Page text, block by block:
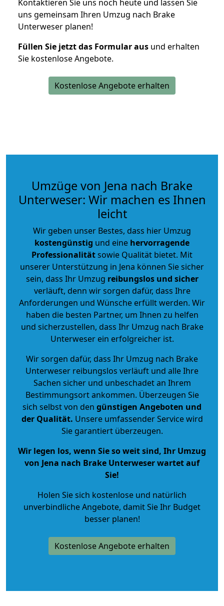
Kontaktieren Sie uns noch heute und lassen Sie
uns gemeinsam Ihren Umzug nach Brake
Unterweser planen!
Füllen Sie jetzt das Formular aus und erhalten
Sie kostenlose Angebote.
Kostenlose Angebote erhalten
Umzüge von Jena nach Brake
Unterweser: Wir machen es Ihnen
leicht
Wir geben unser Bestes, dass hier Umzug
kostengünstig und eine hervorragende
Professionalitätsowie Qualität bietet. Mit
unserer Unterstützung in Jena können Sie sicher
sein, dass Ihr Umzug reibungslos und sicher
verläuft, denn wir sorgen dafür, dass Ihre
Anforderungen und Wünsche erfüllt werden. Wir
haben die besten Partner, um Ihnen zu helfen
und sicherzustellen, dass Ihr Umzug nach Brake
Unterweser ein erfolgreicher ist.
Wir sorgen dafür, dass Ihr Umzug nach Brake
Unterweser reibungslos verläuft und alle Ihre
Sachen sicher und unbeschadet an Ihrem
Bestimmungsort ankommen. Überzeugen Sie
sich selbst von den günstigen Angeboten und
der Qualität. Unsere umfassender Service wird
Sie garantiert überzeugen.
Wir legen los, wenn Sie so weit sind, Ihr Umzug
von Jena nach Brake Unterweser wartet auf
Sie!
Holen Sie sich kostenlose und natürlich
unverbindliche Angebote, damit Sie Ihr Budget
besser planen!
Kostenlose Angebote erhalten